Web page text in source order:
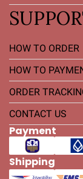
HOW TO ORDER
HOW TO
ORDER
CONTACT US
Payment
Shipping